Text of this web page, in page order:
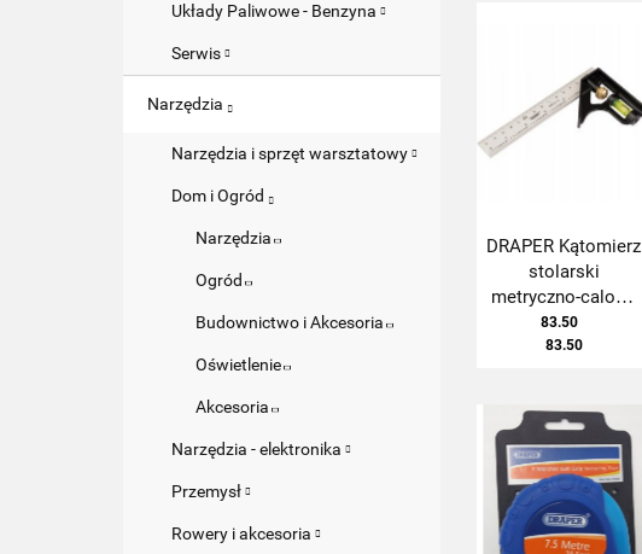
Układy Paliwowe - Benzyna
Serwis
Narzędzia
Narzędzia i sprzęt warsztatowy
Dom i Ogród
Narzędzia
Ogród
Budownictwo i Akcesoria
Oświetlenie
Akcesoria
Narzędzia - elektronika
Przemysł
Rowery i akcesoria
DRAPER Kątomierz
stolarski
metryczno-calowy
150 mm
83.50
83.50